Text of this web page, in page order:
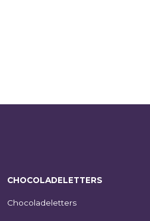
CHOCOLADELETTERS
Chocoladeletters